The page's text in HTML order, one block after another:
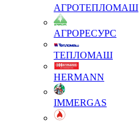
АГРОТЕПЛОМАШ
АГРОРЕСУРС
ТЕПЛОМАШ
HERMANN
IMMERGAS